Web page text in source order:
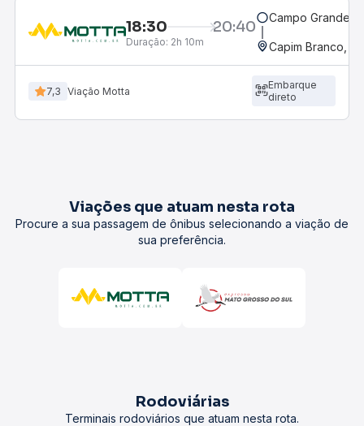
18:30 20:40
Duração: 2h 10m
Campo Grande,
Capim Branco,
7,3 Viação Motta
Embarque
direto
Viações que atuam nesta rota
Procure a sua passagem de ônibus selecionando a viação de
sua preferência.
Rodoviárias
Terminais rodoviários que atuam nesta rota.